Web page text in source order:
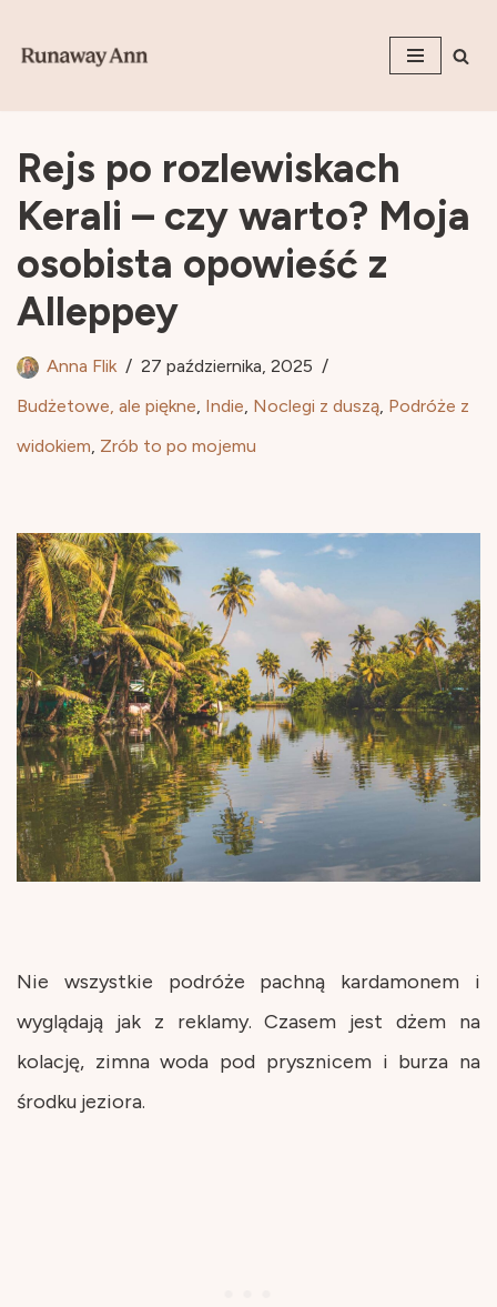
Przejdź
treści
Rejs po rozlewiskach
Kerali – czy warto? Moja
osobista opowieść z
Alleppey
Anna Flik
27 października, 2025
Budżetowe, ale piękne, Indie, Noclegi z duszą, Podróże z
widokiem, Zrób to po mojemu
Nie wszystkie podróże pachną kardamonem i
wyglądają jak z reklamy. Czasem jest dżem na
kolację, zimna woda pod prysznicem i burza na
środku jeziora.